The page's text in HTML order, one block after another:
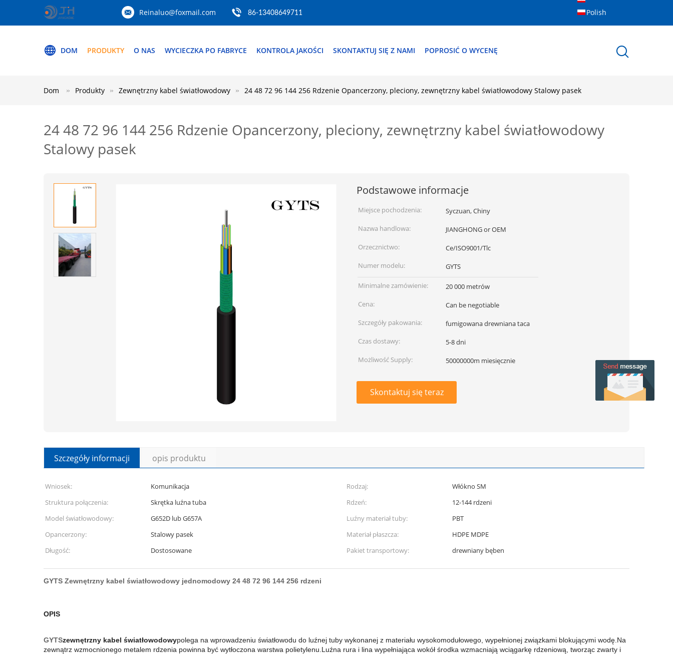
Reinaluo@foxmail.com 86-13408649711 Polish
DOM PRODUKTY O NAS WYCIECZKA PO FABRYCE KONTROLA JAKOŚCI SKONTAKTUJ SIĘ Z NAMI POPROSIĆ O WYCENĘ
Dom Produkty Zewnętrzny kabel światłowodowy 24 48 72 96 144 256 Rdzenie Opancerzony, pleciony, zewnętrzny kabel światłowodowy Stalowy pasek
24 48 72 96 144 256 Rdzenie Opancerzony, pleciony, zewnętrzny kabel światłowodowy
Stalowy pasek
Podstawowe informacje
Miejsce pochodzenia:
Syczuan, Chiny
Nazwa handlowa:
JIANGHONG or OEM
Orzecznictwo:
Ce/ISO9001/Tlc
Numer modelu:
GYTS
Minimalne zamówienie:
20 000 metrów
Cena:
Can be negotiable
Szczegóły pakowania:
fumigowana drewniana taca
Czas dostawy:
5-8 dni
Możliwość Supply:
50000000m miesięcznie
Skontaktuj się teraz
Szczegóły informacji opis produktu
Wniosek: Komunikacja Rodzaj:
Włókno SM
Struktura połączenia:
Skrętka luźna tuba Rdzeń:
12-144 rdzeni
Model światłowodowy:
G652D lub G657A Luźny materiał tuby:
PBT
Opancerzony:
Stalowy pasek Materiał płaszcza:
HDPE MDPE
Długość:
Dostosowane Pakiet transportowy: drewniany bęben
GYTS Zewnętrzny kabel światłowodowy jednomodowy 24 48 72 96 144 256 rdzeni
OPIS
GYTSzewnętrzny kabel światłowodowypolega na wprowadzeniu światłowodu do luźnej tuby wykonanej z materiału wysokomodułowego, wypełnionej związkami blokującymi wodę.Na
zewnątrz wzmocnionego metalem rdzenia powinna być wytłoczona warstwa polietylenu.Luźna rura i lina wypełniająca wokół środka wzmacniają wciągarkę rdzeniową, tworząc zwarty i